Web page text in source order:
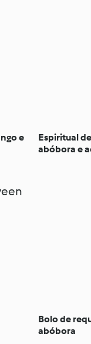
e
Espiritual
abóbora e
Bolo de
abóbora